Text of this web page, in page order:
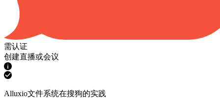
需认证
创建直播或会议
Alluxio文件系统在搜狗的实践